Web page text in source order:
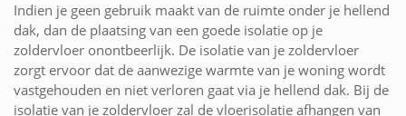
Indien je geen gebruik maakt van de ruimte onder je hellend
dak, dan de plaatsing van een goede isolatie op je
zoldervloer onontbeerlijk. De isolatie van je zoldervloer
zorgt ervoor dat de aanwezige warmte van je woning wordt
vastgehouden en niet verloren gaat via je hellend dak. Bij de
isolatie van je zoldervloer zal de vloerisolatie afhangen van